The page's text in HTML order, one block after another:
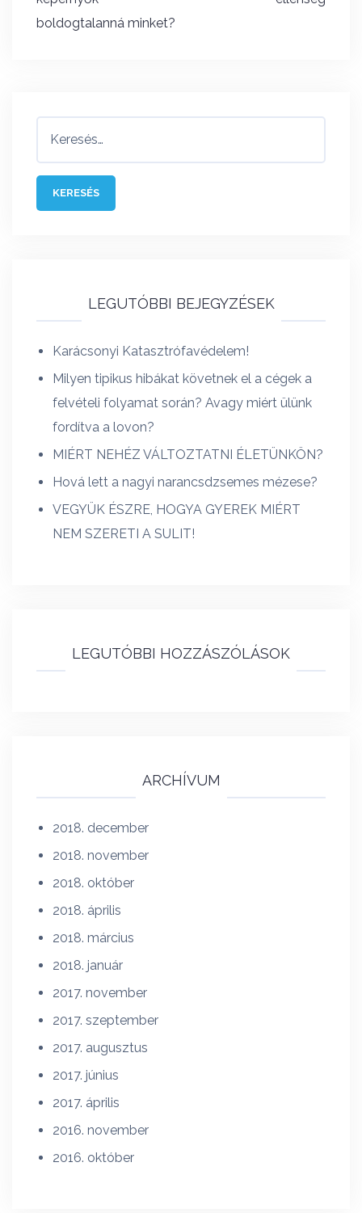
boldogtalanná minket?
LEGUTÓBBI BEJEGYZÉSEK
Karácsonyi Katasztrófavédelem!
Milyen tipikus hibákat követnek el a cégek a
felvételi folyamat során? Avagy miért ülünk
fordítva a lovon?
MIÉRT NEHÉZ VÁLTOZTATNI ÉLETÜNKÖN?
Hová lett a nagyi narancsdzsemes mézese?
VEGYÜK ÉSZRE, HOGYA GYEREK MIÉRT
NEM SZERETI A SULIT!
LEGUTÓBBI HOZZÁSZÓLÁSOK
ARCHÍVUM
2018. december
2018. november
2018. október
2018. április
2018. március
2018. január
2017. november
2017. szeptember
2017. augusztus
2017. június
2017. április
2016. november
2016. október